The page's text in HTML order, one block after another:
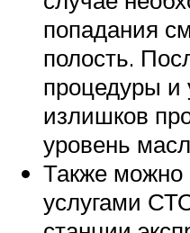
попадания
полость.
процедуры и
излишков
уровень
Также можно
услугами